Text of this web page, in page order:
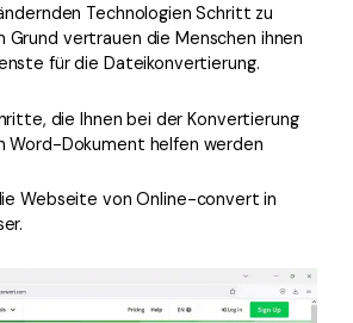
Technologien Schritt zu
Grund vertrauen die Menschen ihnen
für die Dateikonvertierung.
die Ihnen bei der Konvertierung
Word-Dokument helfen werden
Webseite von Online-convert in